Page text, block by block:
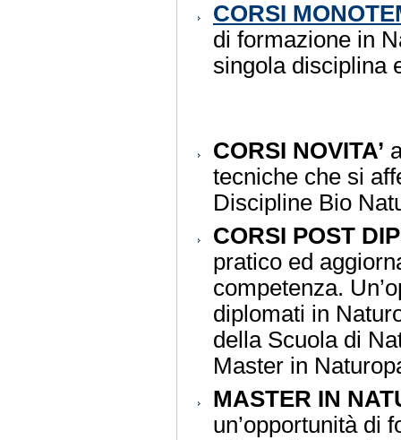
CORSI
di formazione in
singola disciplina
CORSI NOVITA’
tecniche che si
Discipline Bio
CORSI POST
pratico ed
competenza.
diplomati in
della Scuola di
Master in
MASTER IN
un’opportunità di